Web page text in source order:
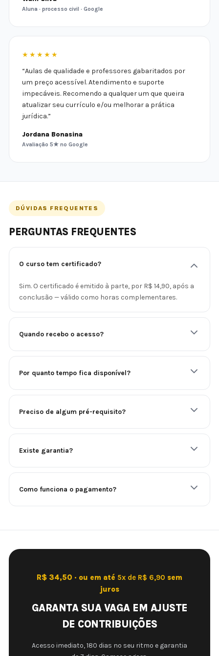
Aluna · processo civil · Google
★★★★★
“Aulas de qualidade e professores gabaritados por
um preço acessível. Atendimento e suporte
impecáveis. Recomendo a qualquer um que queira
atualizar seu currículo e/ou melhorar a prática
jurídica.”
Jordana Bonasina
Avaliação 5★ no Google
DÚVIDAS FREQUENTES
PERGUNTAS FREQUENTES
O curso tem certificado?
Sim. O certificado é emitido à parte, por R$ 14,90, após a
conclusão — válido como horas complementares.
Quando recebo o acesso?
Por quanto tempo fica disponível?
Preciso de algum pré-requisito?
Existe garantia?
Como funciona o pagamento?
R$ 34,50 · ou em até 5x de R$ 6,90 sem
juros
GARANTA SUA VAGA EM AJUSTE
DE CONTRIBUIÇÕES
Acesso imediato, 180 dias no seu ritmo e garantia